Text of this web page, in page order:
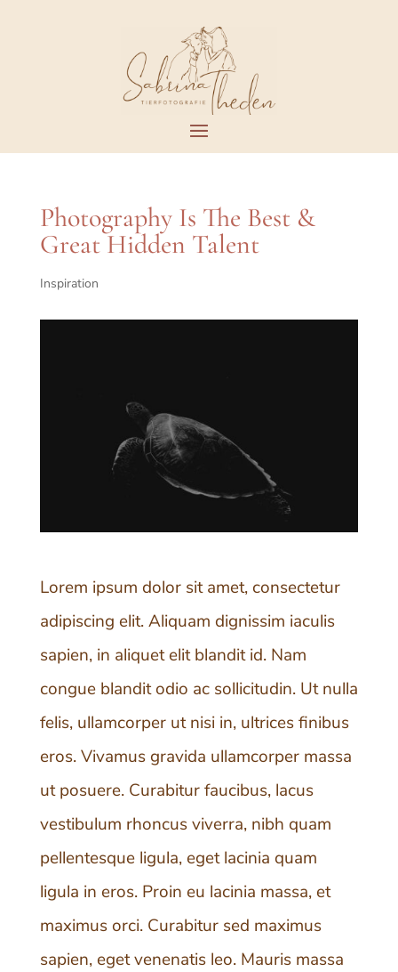
Photography Is The Best &
Great Hidden Talent
Inspiration
Lorem ipsum dolor sit amet, consectetur
adipiscing elit. Aliquam dignissim iaculis
sapien, in aliquet elit blandit id. Nam
congue blandit odio ac sollicitudin. Ut nulla
felis, ullamcorper ut nisi in, ultrices finibus
eros. Vivamus gravida ullamcorper massa
ut posuere. Curabitur faucibus, lacus
vestibulum rhoncus viverra, nibh quam
pellentesque ligula, eget lacinia quam
ligula in eros. Proin eu lacinia massa, et
maximus orci. Curabitur sed maximus
sapien, eget venenatis leo. Mauris massa